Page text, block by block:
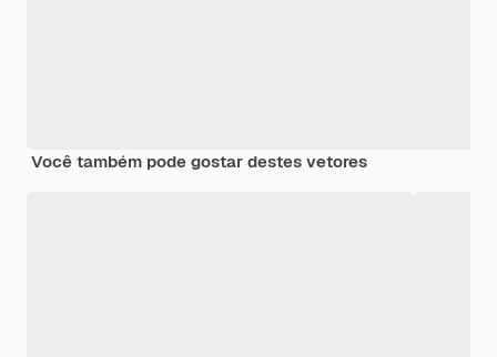
Você também pode gostar destes vetores